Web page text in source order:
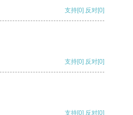
支持[0] 反对[0]
支持[0] 反对[0]
支持[0] 反对[0]